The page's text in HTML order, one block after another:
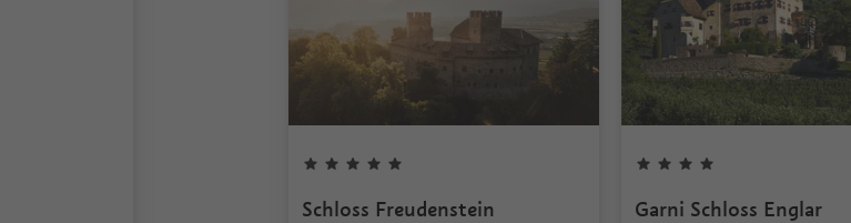
Schloss Freudenstein Garni Schloss Englar